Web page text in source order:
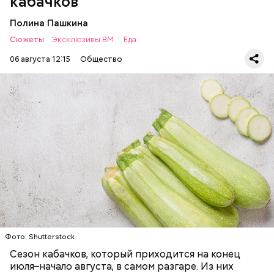
Полина Пашкина
Сюжеты: Эксклюзивы ВМ
Еда
06 августа 12:15
Общество
Фото: Shutterstock
Сезон кабачков, который приходится на конец
июля–начало августа, в самом разгаре. Из них
Ингредиенты:
ЕДА ОВОЩИ РЕЦЕПТЫ
Фото: Shutterstock
— Наиболее распространенные борщ, щи, котлеты,
салаты, лаваш с творогом и сыром, пироги, омлет,
запеканка. Щавеля там везде используется
немного, поэтому никакого вреда от него не будет.
Чем разнообразнее рацион питания человека, тем
лучше. Потому что это исключает вероятность
возникновения дефицитов микроэлементов, —
заверил специалист.